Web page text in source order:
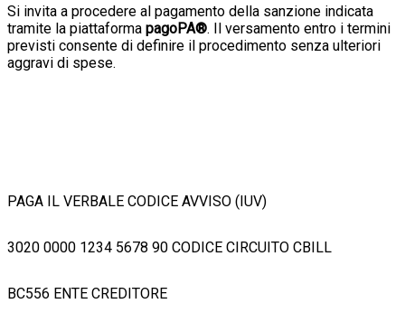
Si invita a procedere al pagamento della sanzione indicata
tramite la piattaforma pagoPA®. Il versamento entro i termini
previsti consente di definire il procedimento senza ulteriori
aggravi di spese.
PAGA IL VERBALE CODICE AVVISO (IUV)
3020 0000 1234 5678 90 CODICE CIRCUITO CBILL
BC556 ENTE CREDITORE